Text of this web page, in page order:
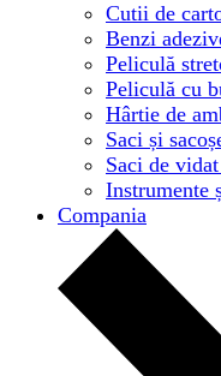
Cutii de
Benzi
Peliculă
Peliculă cu
Hârtie de
Saci și
Saci de
Instrumente
Compania